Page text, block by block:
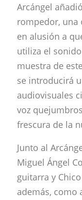
Arcángel
rompedor, una
en alusión a
utiliza el
muestra de
se introducirá
audiovisuales
voz
frescura de la
Junto al
Miguel Ángel
guitarra y
además, como